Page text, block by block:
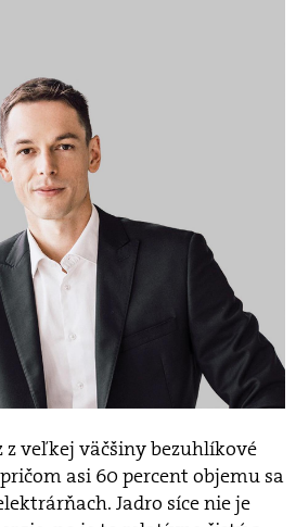
z veľkej väčšiny bezuhlíkové
asi 60 percent objemu sa
Jadro síce nie je